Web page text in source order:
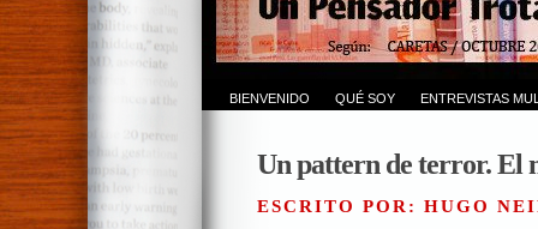
BIENVENIDO QUÉ SOY ENTREVISTAS
Un pattern de terror. El
ESCRITO POR: HUGO